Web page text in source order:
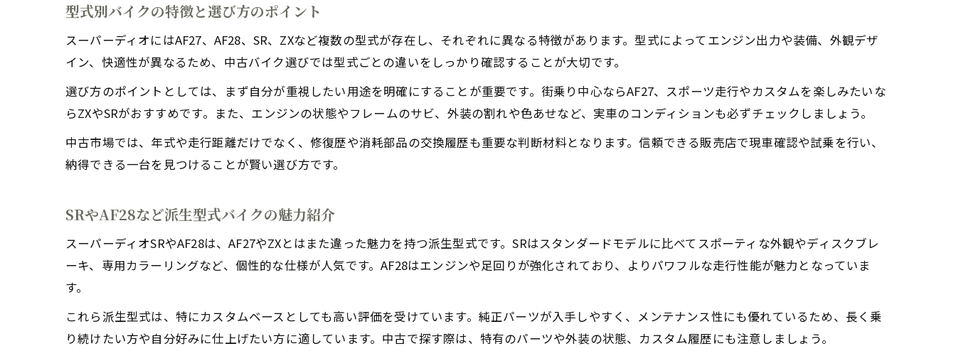
型式別バイクの特徴と選び方のポイント
スーパーディオにはAF27、AF28、SR、ZXなど複数の型式が存在し、それぞれに異なる特徴があります。型式によってエンジン出力や装備、外観デザ
イン、快適性が異なるため、中古バイク選びでは型式ごとの違いをしっかり確認することが大切です。
選び方のポイントとしては、まず自分が重視したい用途を明確にすることが重要です。街乗り中心ならAF27、スポーツ走行やカスタムを楽しみたいな
らZXやSRがおすすめです。また、エンジンの状態やフレームのサビ、外装の割れや色あせなど、実車のコンディションも必ずチェックしましょう。
中古市場では、年式や走行距離だけでなく、修復歴や消耗部品の交換履歴も重要な判断材料となります。信頼できる販売店で現車確認や試乗を行い、
納得できる一台を見つけることが賢い選び方です。
SRやAF28など派生型式バイクの魅力紹介
スーパーディオSRやAF28は、AF27やZXとはまた違った魅力を持つ派生型式です。SRはスタンダードモデルに比べてスポーティな外観やディスクブレ
ーキ、専用カラーリングなど、個性的な仕様が人気です。AF28はエンジンや足回りが強化されており、よりパワフルな走行性能が魅力となっていま
す。
これら派生型式は、特にカスタムベースとしても高い評価を受けています。純正パーツが入手しやすく、メンテナンス性にも優れているため、長く乗
り続けたい方や自分好みに仕上げたい方に適しています。中古で探す際は、特有のパーツや外装の状態、カスタム履歴にも注意しましょう。